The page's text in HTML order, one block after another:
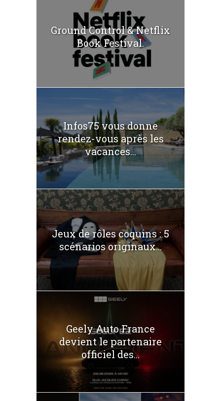
Ground Control & Netflix
Book Festival.
Infos75 vous donne
rendez-vous après les
vacances...
Jeux de rôles coquins : 5
scénarios originaux...
Geely Auto France
devient le partenaire
officiel des...